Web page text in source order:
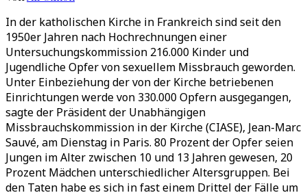
In der katholischen Kirche in Frankreich sind seit den
1950er Jahren nach Hochrechnungen einer
Untersuchungskommission 216.000 Kinder und
Jugendliche Opfer von sexuellem Missbrauch geworden.
Unter Einbeziehung der von der Kirche betriebenen
Einrichtungen werde von 330.000 Opfern ausgegangen,
sagte der Präsident der Unabhängigen
Missbrauchskommission in der Kirche (CIASE), Jean-Marc
Sauvé, am Dienstag in Paris. 80 Prozent der Opfer seien
Jungen im Alter zwischen 10 und 13 Jahren gewesen, 20
Prozent Mädchen unterschiedlicher Altersgruppen. Bei
den Taten habe es sich in fast einem Drittel der Fälle um